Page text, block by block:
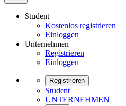
Student
Kostenlos registrieren
Einloggen
Unternehmen
Registrieren
Einloggen
Registrieren
Student
UNTERNEHMEN